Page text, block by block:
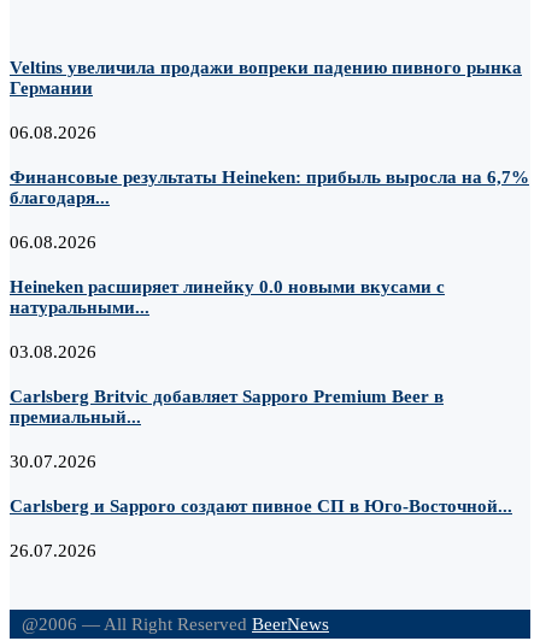
Veltins увеличила продажи вопреки падению пивного рынка
Германии
06.08.2026
Финансовые результаты Heineken: прибыль выросла на 6,7%
благодаря...
06.08.2026
Heineken расширяет линейку 0.0 новыми вкусами с
натуральными...
03.08.2026
Carlsberg Britvic добавляет Sapporo Premium Beer в
премиальный...
30.07.2026
Carlsberg и Sapporo создают пивное СП в Юго-Восточной...
26.07.2026
@2006 — All Right Reserved BeerNews